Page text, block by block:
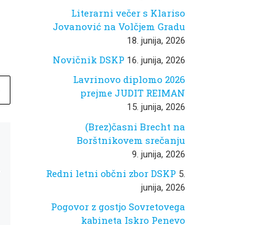
Objavljeno
Čez meje
jezika v
brezmejnos
Literarni večer s Klariso
Jovanović na Volčjem Gradu
18. junija, 2026
Novičnik DSKP 16. junija, 2026
Lavrinovo diplomo 2026
prejme JUDIT REIMAN
15. junija, 2026
(Brez)časni Brecht na
Borštnikovem srečanju
9. junija, 2026
Redni letni občni zbor DSKP 5.
junija, 2026
Pogovor z gostjo Sovretovega
kabineta Iskro Penevo